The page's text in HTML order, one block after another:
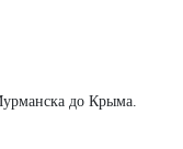
до Крыма.